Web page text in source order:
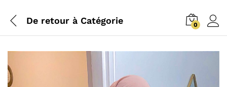
De retour à Catégorie 0